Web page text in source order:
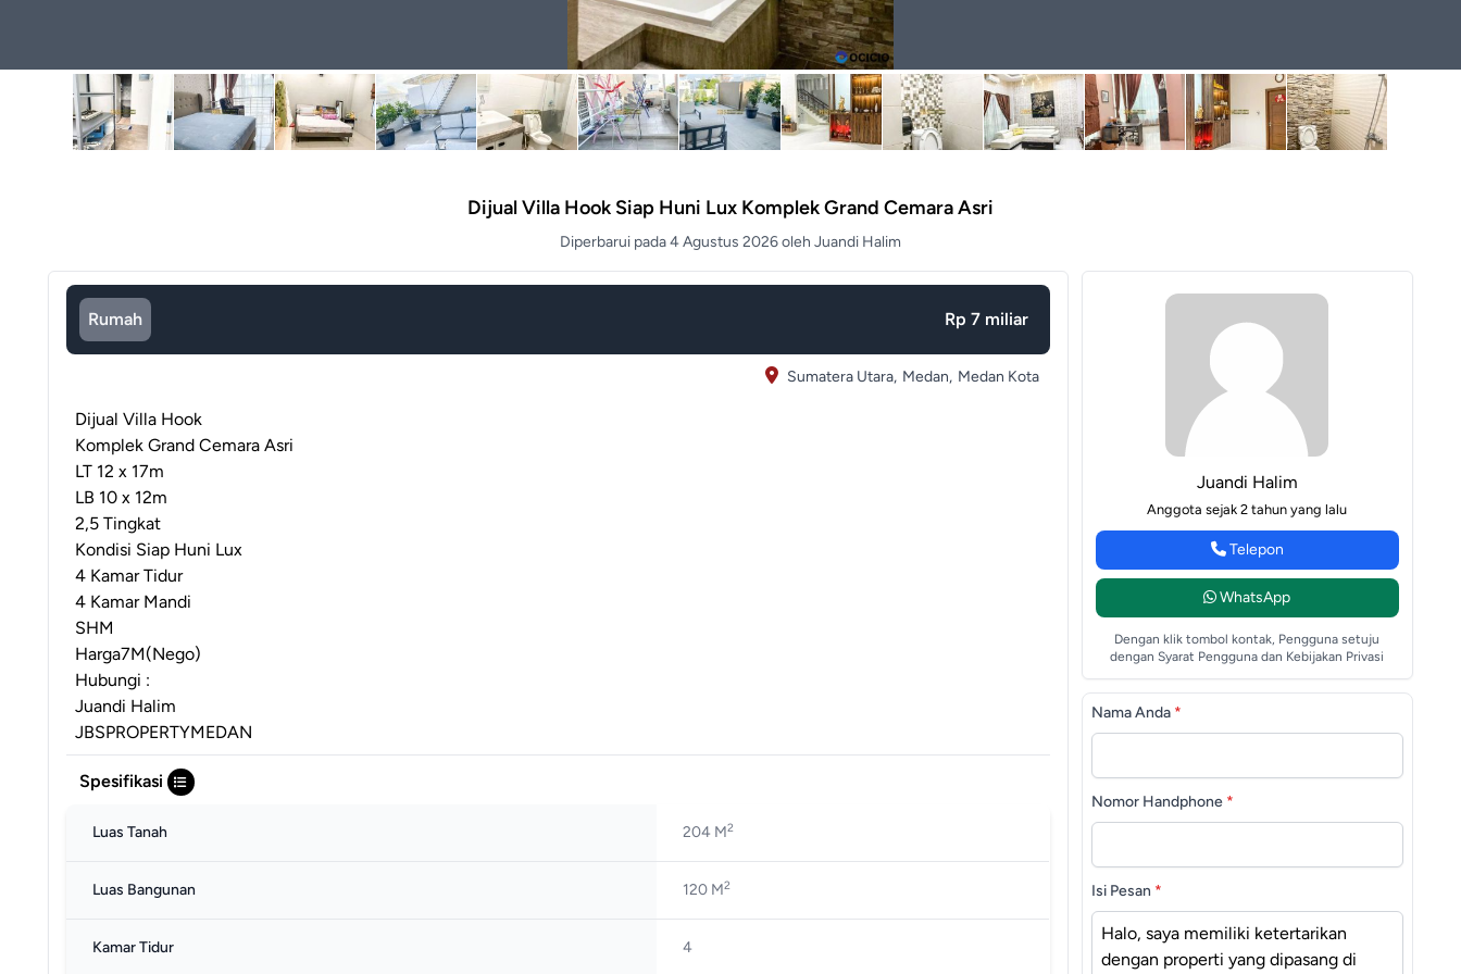
Dijual Villa Hook Siap Huni Lux Komplek Grand Cemara Asri
Diperbarui pada 4 Agustus 2026 oleh Juandi Halim
Rumah Rp 7 miliar
Sumatera Utara, Medan, Medan Kota
Dijual Villa Hook
Komplek Grand Cemara Asri
LT 12 x 17m
LB 10 x 12m
2,5 Tingkat
Kondisi Siap Huni Lux
4 Kamar Tidur
4 Kamar Mandi
SHM
Harga7M(Nego)
Hubungi :
Juandi Halim
JBSPROPERTYMEDAN
Spesifikasi
Luas Tanah 204 M2
Luas Bangunan 120 M2
Kamar Tidur 4
Juandi Halim
Anggota sejak 2 tahun yang lalu
Telepon
WhatsApp
Dengan klik tombol kontak, Pengguna setuju
dengan Syarat Pengguna dan Kebijakan Privasi
Nama Anda *
Nomor Handphone *
Isi Pesan *